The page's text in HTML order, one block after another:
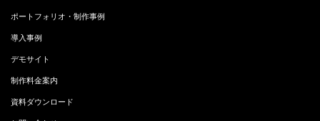
ポートフォリオ・制作事例
導入事例
デモサイト
制作料金案内
資料ダウンロード